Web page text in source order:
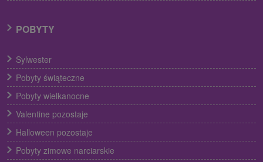
POBYTY
Sylwester
Pobyty świąteczne
Pobyty wielkanocne
Valentine pozostaje
Halloween pozostaje
Pobyty zimowe narciarskie